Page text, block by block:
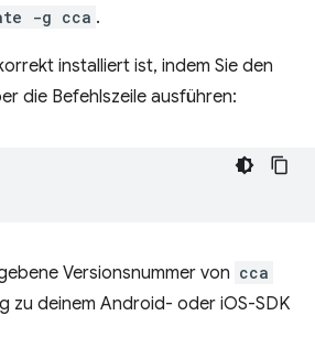
-g cca .
installiert ist, indem Sie den
die Befehlszeile ausführen:
Versionsnummer von cca
zu deinem Android- oder iOS-SDK